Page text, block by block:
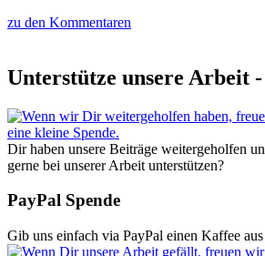
zu den Kommentaren
Unterstütze unsere Arbeit -
Dir haben unsere Beiträge weitergeholfen
gerne bei unserer Arbeit unterstützen?
PayPal Spende
Gib uns einfach via PayPal einen Kaffee aus